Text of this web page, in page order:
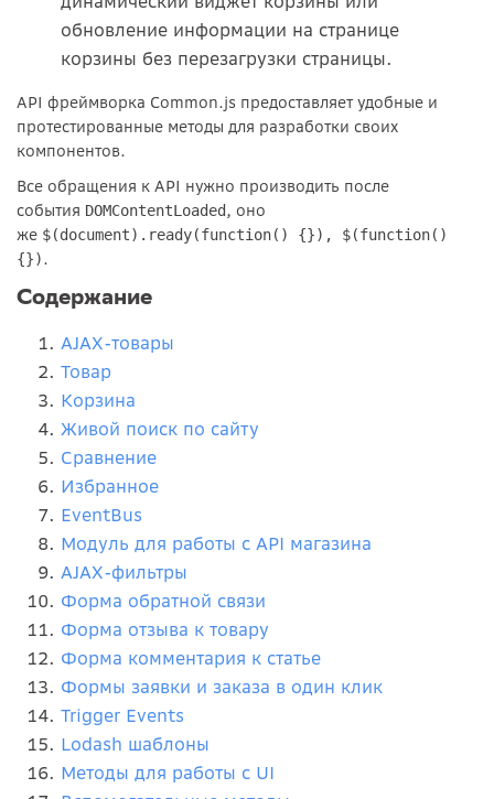
обновление информации на странице
корзины без перезагрузки страницы.
API фреймворка Common.js предоставляет удобные и
протестированные методы для разработки своих
компонентов.
Все обращения к API нужно производить после
события DOMContentLoaded, оно
же $(document).ready(function() {}), $(function()
{}).
Содержание
AJAX-товары
Товар
Корзина
Живой поиск по сайту
Сравнение
Избранное
EventBus
Модуль для работы с API магазина
AJAX-фильтры
Форма обратной связи
Форма отзыва к товару
Форма комментария к статье
Формы заявки и заказа в один клик
Trigger Events
Lodash шаблоны
Методы для работы с UI